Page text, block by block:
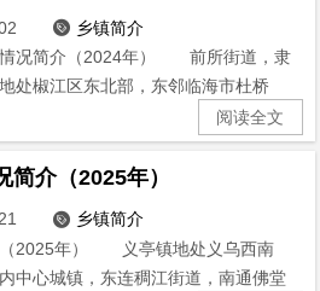
 乡镇简介
情况简介（2024年） 前所街道，隶
处椒江区东北部，东邻临海市杜桥
阅读全文
简介（2025年）
 乡镇简介
（2025年） 义亭镇地处义乌西南
中心城镇，东连稠江街道，南通佛堂